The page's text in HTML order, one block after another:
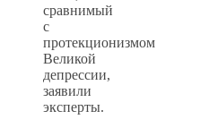
сравнимый
с
протекционизмом
Великой
депрессии,
заявили
эксперты.